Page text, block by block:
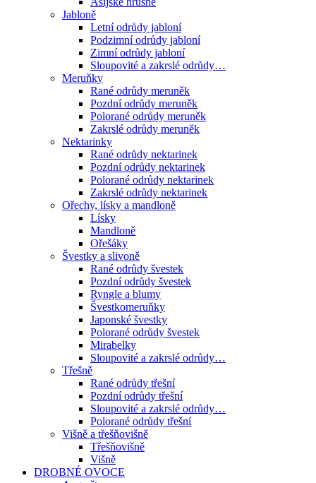
Jabloně
Letní odrůdy jabloní
Podzimní odrůdy jabloní
Zimní odrůdy jabloní
Sloupovité a zakrslé odrůdy…
Meruňky
Rané odrůdy meruněk
Pozdní odrůdy meruněk
Polorané odrůdy meruněk
Zakrslé odrůdy meruněk
Nektarinky
Rané odrůdy nektarinek
Pozdní odrůdy nektarinek
Polorané odrůdy nektarinek
Zakrslé odrůdy nektarinek
Ořechy, lísky a mandloně
Lísky
Mandloně
Ořešáky
Švestky a slivoně
Rané odrůdy švestek
Pozdní odrůdy švestek
Ryngle a blumy
Švestkomeruňky
Japonské švestky
Polorané odrůdy švestek
Mirabelky
Sloupovité a zakrslé odrůdy…
Třešně
Rané odrůdy třešní
Pozdní odrůdy třešní
Sloupovité a zakrslé odrůdy…
Polorané odrůdy třešní
Višně a třešňovišně
Třešňovišně
Višně
DROBNÉ OVOCE